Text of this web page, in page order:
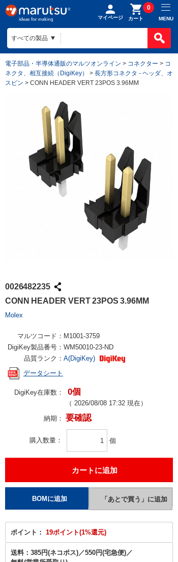
マイページ カート
0
MENU
電子部品・半導体通販のマルツオンライン > コネクター > コ
ネクタ、相互接続（DigiKey）
> 長方形コネクタ - ヘッダ、オ
スピン > CONN HEADER VERT 23POS 3.96MM
0026482235
CONN HEADER VERT 23POS 3.96MM
Molex
マルツコード： M1001-3759
DigiKey製品番号： WM50010-23-ND
品質ランク： A(DigiKey)
データシート
DigiKey在庫数： 0個
（ 2026/08/08 17:32 現在）
納期： 要確認
購入数量 個
ポイント： 19ポイント(1%還元)
送料： 385円(ネコポス)／550円(宅急便)／